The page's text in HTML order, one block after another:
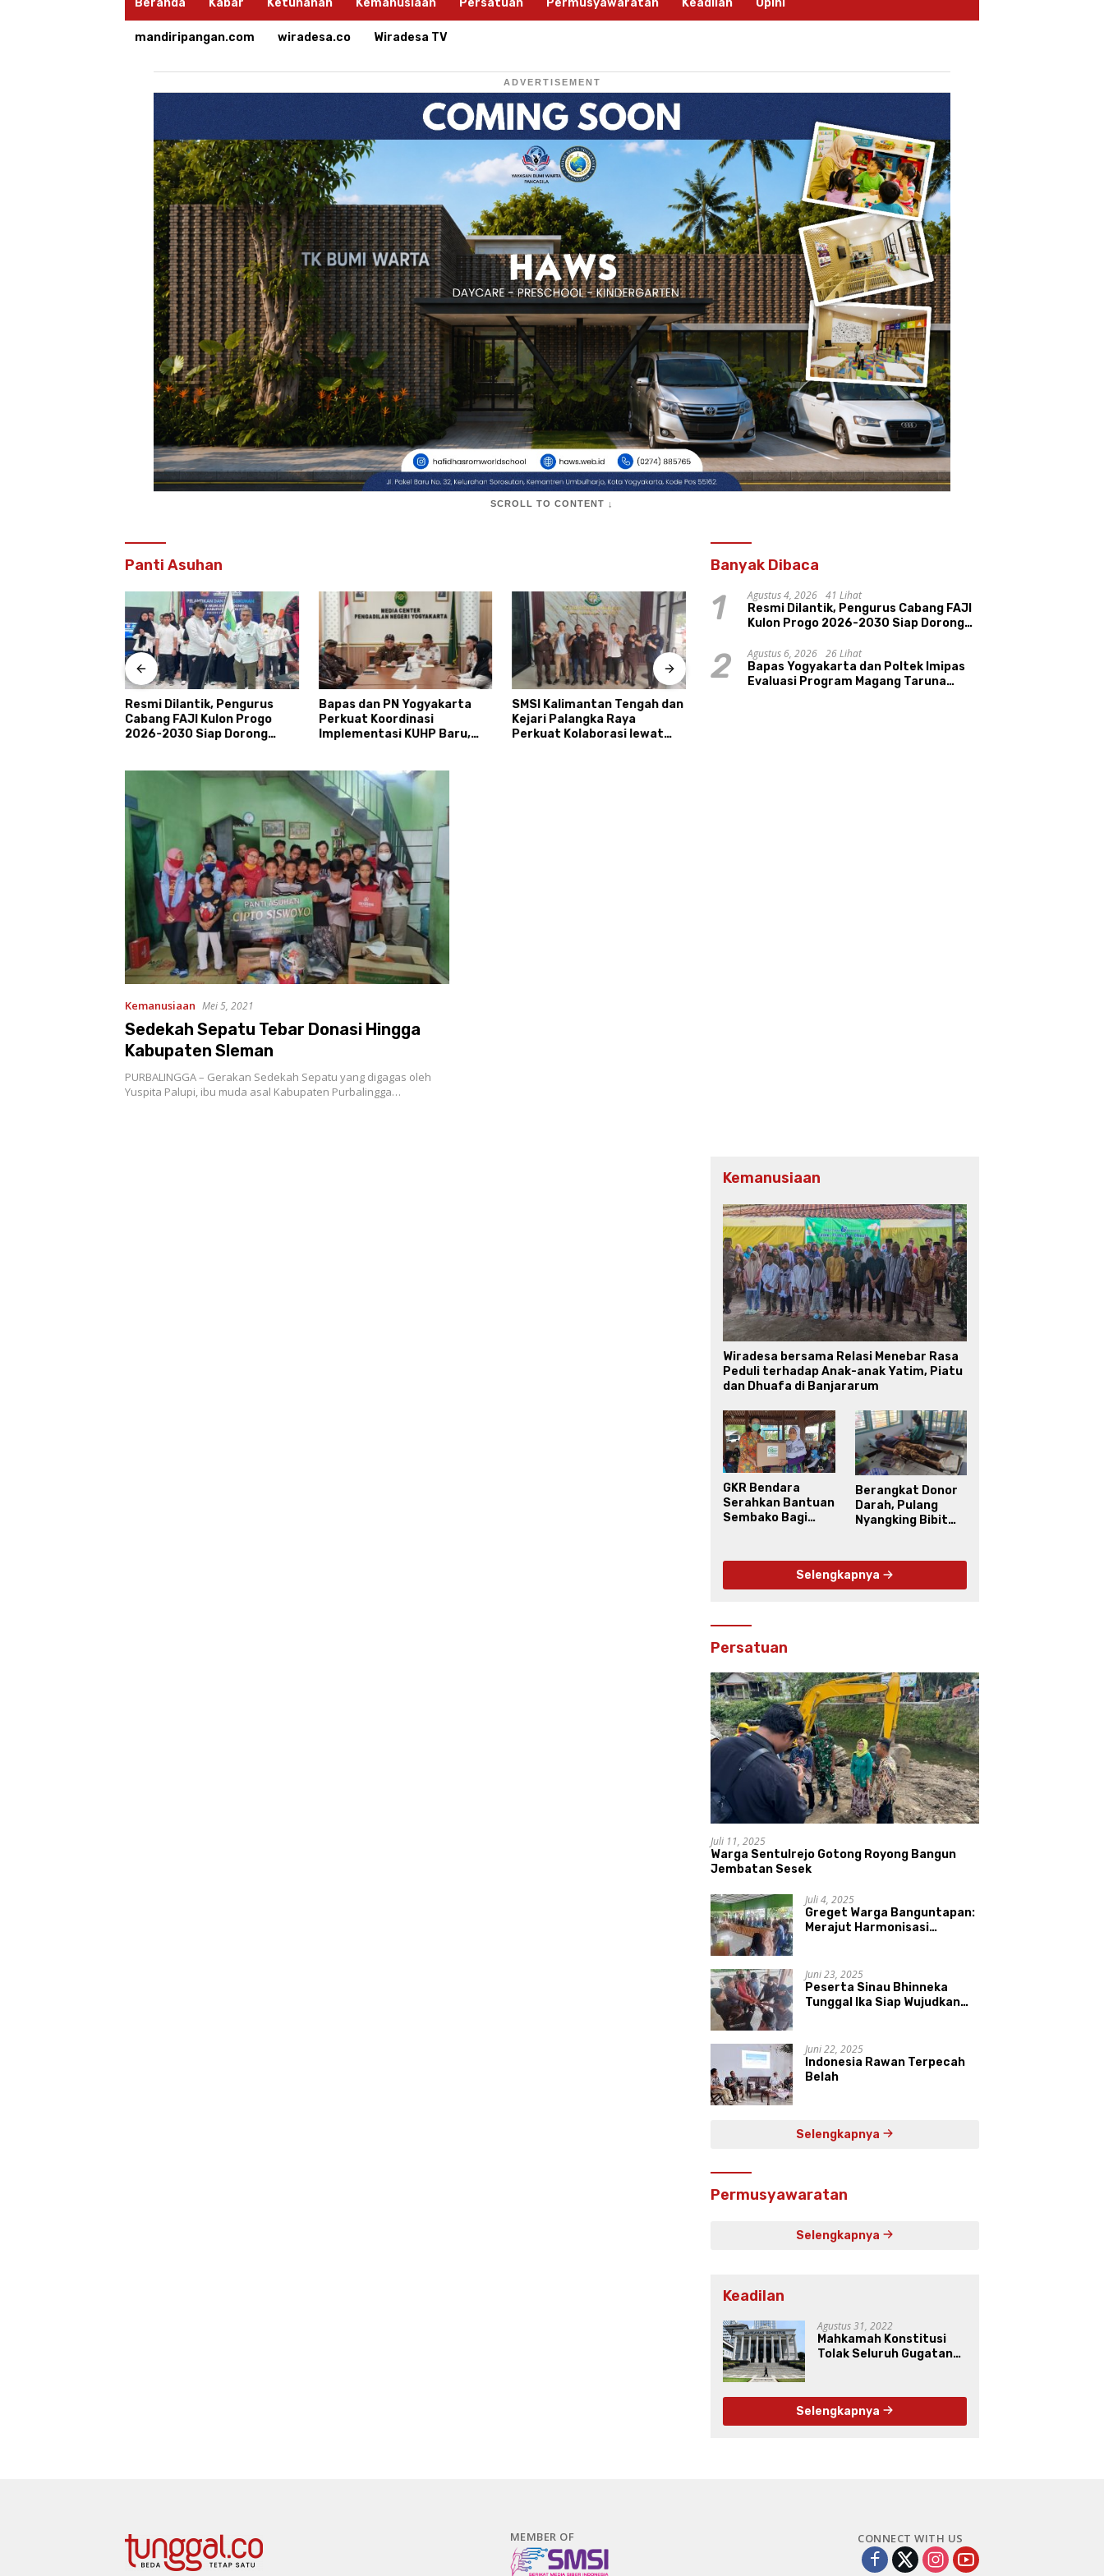
Beranda Kabar Ketuhanan Kemanusiaan Persatuan Permusyawaratan Keadilan Opini
mandiripangan.com wiradesa.co Wiradesa TV
ADVERTISEMENT
SCROLL TO CONTENT ↓
Panti Asuhan
Resmi Dilantik, Pengurus
Cabang FAJI Kulon Progo
2026-2030 Siap Dorong
Bapas dan PN Yogyakarta
Perkuat Koordinasi
Implementasi KUHP Baru,
SMSI Kalimantan Tengah dan
Kejari Palangka Raya
Perkuat Kolaborasi lewat
Kemanusiaan Mei 5, 2021
Sedekah Sepatu Tebar Donasi Hingga
Kabupaten Sleman
PURBALINGGA – Gerakan Sedekah Sepatu yang digagas oleh
Yuspita Palupi, ibu muda asal Kabupaten Purbalingga…
Banyak Dibaca
1 Agustus 4, 2026
41 Lihat
Resmi Dilantik, Pengurus Cabang FAJI
Kulon Progo 2026-2030 Siap Dorong
Sungai Progo
2 Agustus 6, 2026
26 Lihat
Bapas Yogyakarta dan Poltek Imipas
Evaluasi Program Magang Taruna
Kemanusiaan
Wiradesa bersama Relasi Menebar Rasa
Peduli terhadap Anak-anak Yatim, Piatu
dan Dhuafa di Banjararum
GKR Bendara
Serahkan Bantuan
Sembako Bagi
Berangkat Donor
Darah, Pulang
Nyangking Bibit
Selengkapnya
Persatuan
Juli 11, 2025
Warga Sentulrejo Gotong Royong Bangun
Jembatan Sesek
Juli 4, 2025
Greget Warga Banguntapan:
Merajut Harmonisasi
Juni 23, 2025
Peserta Sinau Bhinneka
Tunggal Ika Siap Wujudkan
Juni 22, 2025
Indonesia Rawan Terpecah
Belah
Selengkapnya
Permusyawaratan
Selengkapnya
Keadilan
Agustus 31, 2022
Mahkamah Konstitusi
Tolak Seluruh Gugatan
Selengkapnya
MEMBER OF CONNECT WITH US